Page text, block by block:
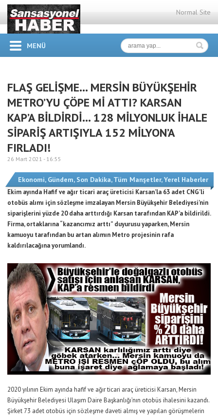
Normal Site
MENÜ
FLAŞ GELİŞME… MERSİN BÜYÜKŞEHİR
METRO’YU ÇÖPE Mİ ATTI? KARSAN
KAP’A BİLDİRDİ… 128 MİLYONLUK İHALE
SİPARİŞ ARTIŞIYLA 152 MİLYON’A
FIRLADI!
26 Mart 2021 - 16:55
Ekonomi, Gündem, Son Dakika,Tüm Manşetler,Yerel Haberler
Ekim ayında Hafif ve ağır ticari araç üreticisi Karsan’la 63 adet CNG’li
otobüs alımı için sözleşme imzalayan Mersin Büyükşehir Belediyesi’nin
siparişlerini yüzde 20 daha arttırdığı Karsan tarafından KAP’a bildirildi.
Firma, ortaklarına “kazancımız arttı” duyurusu yaparken, Mersin
kamuoyu tarafından bu artan alımın Metro projesinin rafa
kaldırılacağına yorumlandı.
2020 yılının Ekim ayında hafif ve ağır ticari araç üreticisi Karsan, Mersin
Büyükşehir Belediyesi Ulaşım Daire Başkanlığı’nın otobüs ihalesini kazandı.
Şirket 73 adet otobüs için sözleşme daveti almış ve yapılan görüşmelerin